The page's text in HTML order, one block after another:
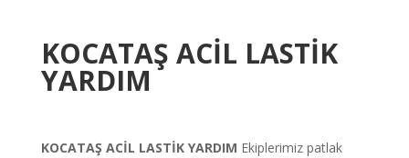
KOCATAŞ ACİL LASTİK
YARDIM
KOCATAŞ ACİL LASTİK YARDIM Ekiplerimiz patlak